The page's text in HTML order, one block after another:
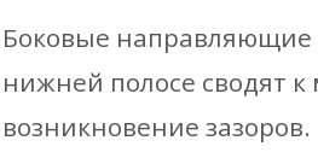
Боковые направляющие
нижней полосе сводят
возникновение зазоров.